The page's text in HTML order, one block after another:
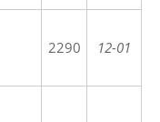
2290 12-01